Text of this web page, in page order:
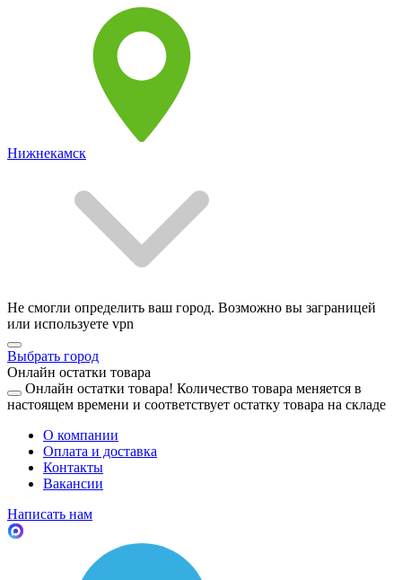
Нижнекамск
Не смогли определить ваш город. Возможно вы заграницей
или используете vpn
Выбрать город
Онлайн остатки товара
Онлайн остатки товара! Количество товара меняется в
настоящем времени и соответствует остатку товара на складе
О компании
Оплата и доставка
Контакты
Вакансии
Написать нам